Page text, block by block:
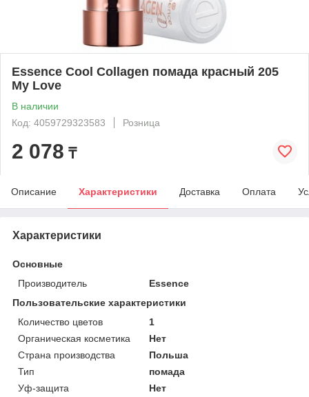
Essence Cool Collagen помада красный 205
My Love
В наличии
Код: 4059729323583
Розница
2 078 ₸
Описание Характеристики Доставка Оплата
Характеристики
Основные
Производитель
Essence
Пользовательские характеристики
Количество цветов
1
Органическая косметика
Нет
Страна производства
Польша
Тип
помада
Уф-защита
Нет